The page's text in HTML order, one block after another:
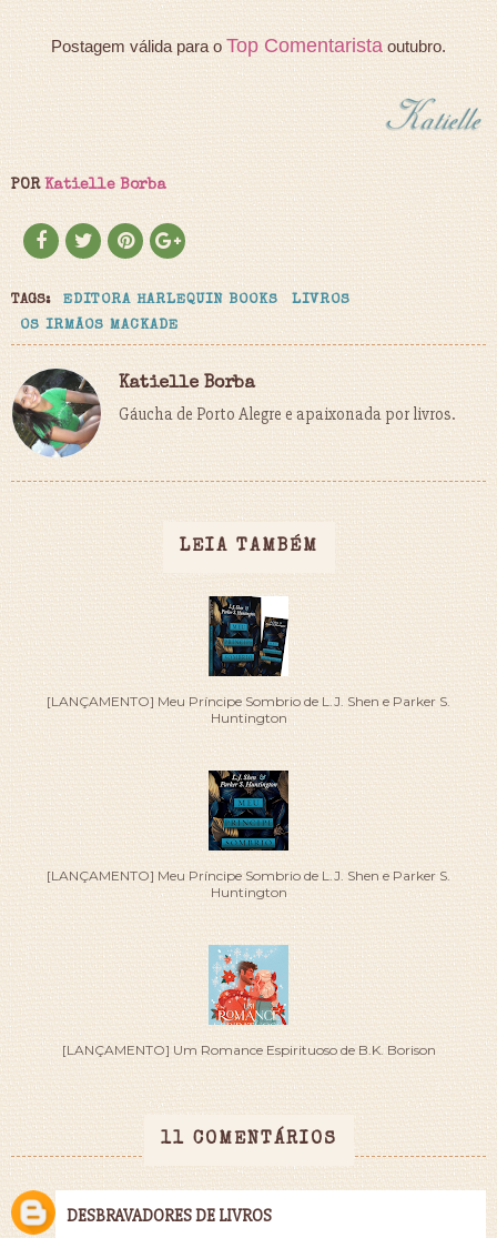
Postagem válida para o Top Comentarista outubro.
POR Katielle Borba
TAGS: EDITORA HARLEQUIN BOOKS
LIVROS
OS IRMÃOS MACKADE
Katielle Borba
Gáucha de Porto Alegre e apaixonada por livros.
LEIA TAMBÉM
[LANÇAMENTO] Meu Príncipe Sombrio de L.J. Shen e Parker S.
Huntington
[LANÇAMENTO] Meu Príncipe Sombrio de L.J. Shen e Parker S.
Huntington
[LANÇAMENTO] Um Romance Espirituoso de B.K. Borison
11 COMENTÁRIOS
DESBRAVADORES DE LIVROS